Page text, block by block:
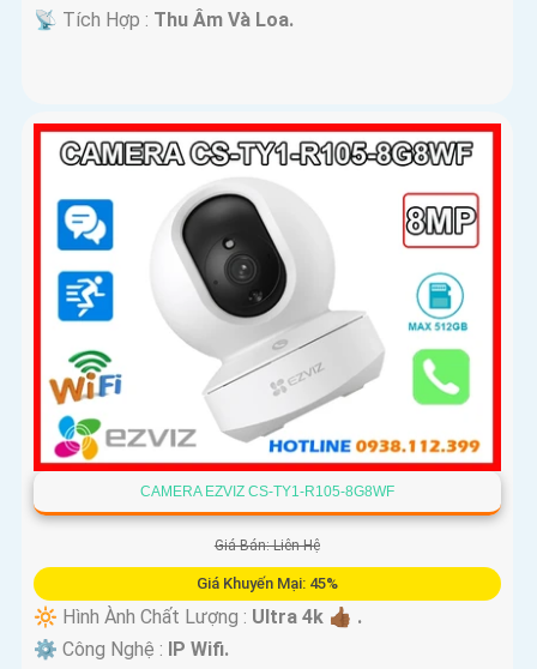
️📡 Tích Hợp : Thu Âm Và Loa.
CAMERA EZVIZ CS-TY1-R105-8G8WF
Giá Bán: Liên Hệ
Giá Khuyến Mại: 45%
🔆 Hình Ành Chất Lượng : Ultra 4k 👍🏾 .
⚙ Công Nghệ : IP Wifi.